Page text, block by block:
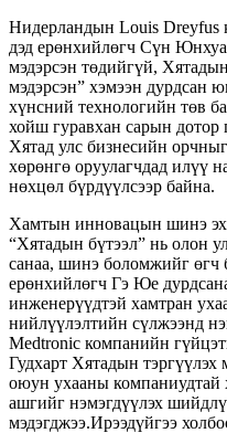
Нидерландын Louis
дэд ерөнхийлөгч Сүн
мэдэрсэн төдийгүй,
мэдэрсэн” хэмээн дурдсан
хүнсний технологийн төв
хойш гуравхан сарын дотор
Хятад улс бизнесийн
хөрөнгө оруулагчдад илүү
нөхцөл бүрдүүлсээр байна.
Хамтын инновацын шинэ
“Хятадын бүтээл” нь олон
санаа, шинэ боломжийг өгч
ерөнхийлөгч Гэ Юе
инженерүүдтэй хамтран
нийлүүлэлтийн сүлжээнд
Medtronic компанийн
Гудхарт Хятадын
оюун ухааны компаниудтай
ашгийг нэмэгдүүлэх
мэдэгджээ.Ирээдүйгээ